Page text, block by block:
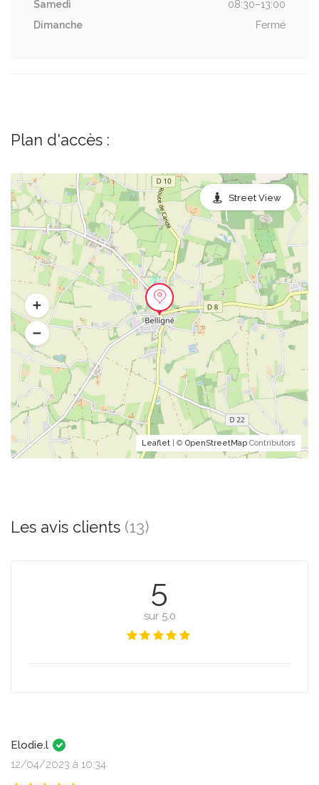
Samedi
08:30–13:00
Dimanche
Fermé
Plan d'accès :
Leaflet | © OpenStreetMap Contributors
Street View
Les avis clients (13)
5
sur 5.0
Elodie.l
12/04/2023 à 10:34